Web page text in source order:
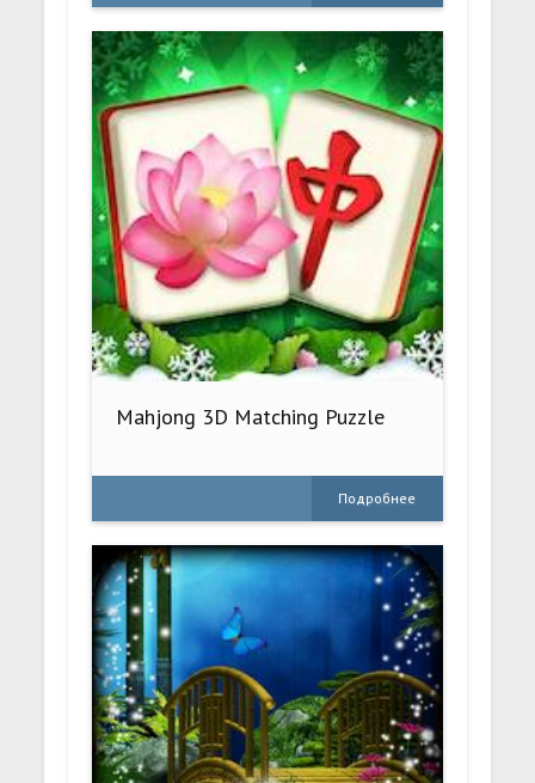
Mahjong 3D Matching Puzzle
Подробнее